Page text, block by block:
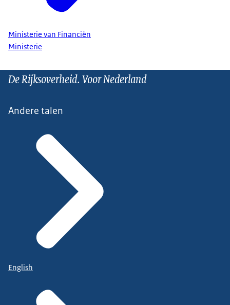
Ministerie van Financiën
Ministerie
De Rijksoverheid. Voor Nederland
Andere talen
English